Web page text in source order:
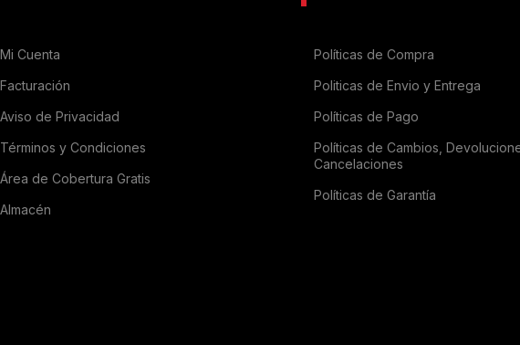
Mi Cuenta
Facturación
Aviso de Privacidad
Términos y Condiciones
Área de Cobertura Gratis
Almacén
Políticas de Compra
Politicas de Envio y Entrega
Políticas de Pago
Políticas de Cambios,
Cancelaciones
Políticas de Garantía